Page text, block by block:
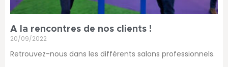
A la rencontres de nos clients !
20/09/2022
Retrouvez-nous dans les différents salons professionnels.